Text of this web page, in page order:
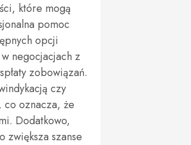
które mogą
pomoc
opcji
negocjacjach z
zobowiązań.
czy
co oznacza, że
Dodatkowo,
szanse